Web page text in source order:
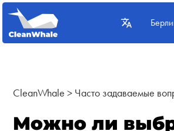
CleanWhale > Часто задаваемые
Можно ли